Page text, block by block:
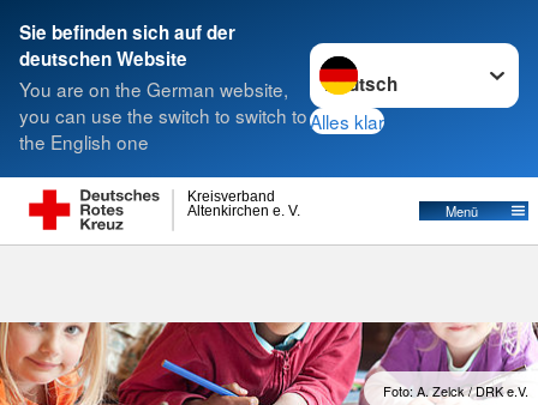
Sie befinden sich auf der
deutschen Website
You are on the German website,
you can use the switch to switch to
the English one
Sprache wechseln zu
Alles klar
Altenkirchen e. V.
Kreisverband
Menü
Suche
Foto: A. Zelck / DRK e.V.